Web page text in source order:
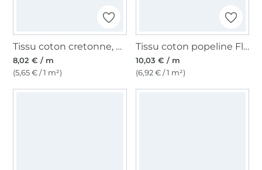
Tissu coton cretonne, blanc
8,02 € / m
(5,65 € / 1 m²)
Tissu coton popeline Fleurs Pâquerettes, menthe
10,03 € / m
(6,92 € / 1 m²)